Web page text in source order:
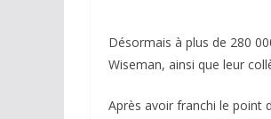
Désormais à plus de 280
Wiseman, ainsi que leur
Après avoir franchi le point